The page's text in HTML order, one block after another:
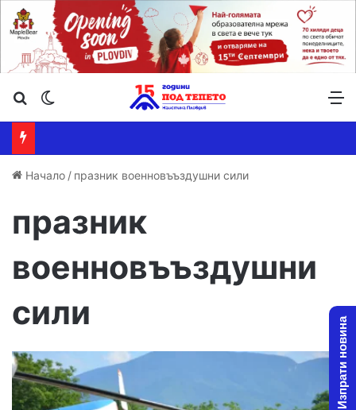
Търсене ...
Начало / празник военновъъздушни сили
празник
военновъъздушни
сили
Изпрати новина